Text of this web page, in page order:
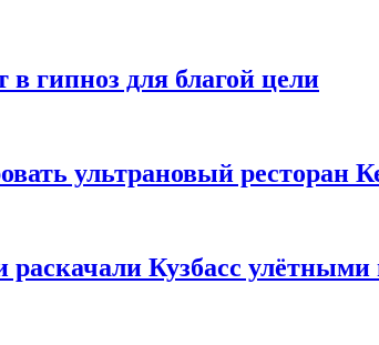
гипноз для благой цели
ультрановый ресторан
Кузбасс улётными